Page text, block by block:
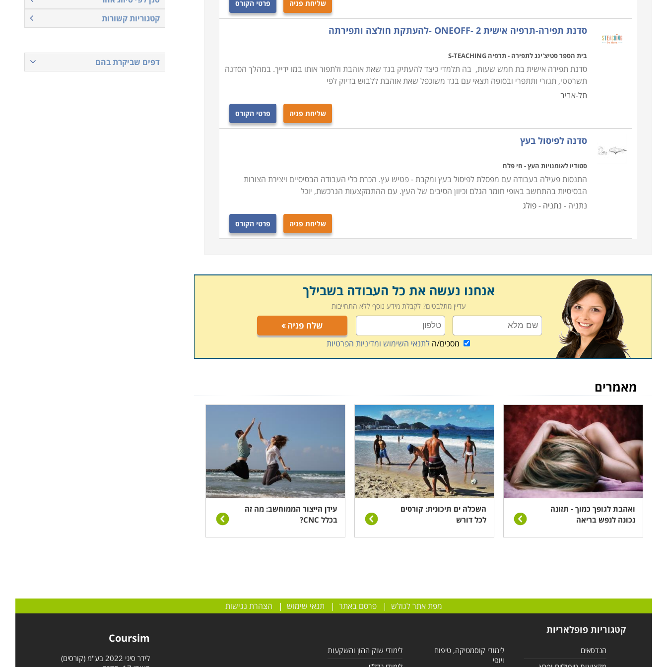
סדנאות ניתנות במגוון רחב של מוסדות ופורמטים חברתיים, וניתן להשתתף בהן בערים שונות ברחבי הארץ: חיפה, תל
אביב, נתניה, פתח תקווה, ירושלים ובאר שבע.
שליחת פניה פרטי הקורס
סדנת תפירה-תרפיה אישית ONEOFF- 2 -להעתקת חולצה ותפירתה
בית הספר סטיצ'ינג לתפירה - תרפיה S-TEACHING
סדנת תפירה אישית בת חמש שעות, בה תלמדי כיצד להעתיק בגד שאת אוהבת ולתפור אותו במו ידייך. במהלך הסדנה
תשרטטי, תגזרי ותתפרי ובסופה תצאי עם בגד משוכפל שאת אוהבת ללבוש בדיוק לפי
תל-אביב
שליחת פניה פרטי הקורס
סדנה לפיסול בעץ
סטודיו לאומנויות העץ - חי פלח
התנסות פעילה בעבודה עם מפסלת לפיסול בעץ ומקבת - פטיש עץ. הכרת כלי העבודה הבסיסיים ויצירת הצורות
הבסיסיות בהתחשב באופי חומר הגלם וכיוון הסיבים של העץ. עם ההתמקצעות הנרכשת, יוכל
נתניה - נתניה - פולג
שליחת פניה פרטי הקורס
אנחנו נעשה את כל העבודה בשבילך
עדיין מתלבטים? לקבלת מידע נוסף ללא התחייבות
שלח פניה
מסכים/הלתנאי השימוש ומדיניות הפרטיות
מאמרים
ואהבת לגופך כמוך - תזונה
נכונה לנפש בריאה
השכלה ים תיכונית: קורסים
לכל דורש
עידן הייצור הממוחשב: מה זה
בכלל CNC?
קטגוריות קשורות
דפים שביקרת בהם
מפת אתר לגולש |פרסם באתר | תנאי שימוש | הצהרת נגישות
קטגוריות פופלאריות
הנדסאים
לימודי קוסמטיקה, טיפוח
ויופי
לימודי שוק ההון והשקעות
Coursim
לידר סיני 2022 בע"מ (קורסים)